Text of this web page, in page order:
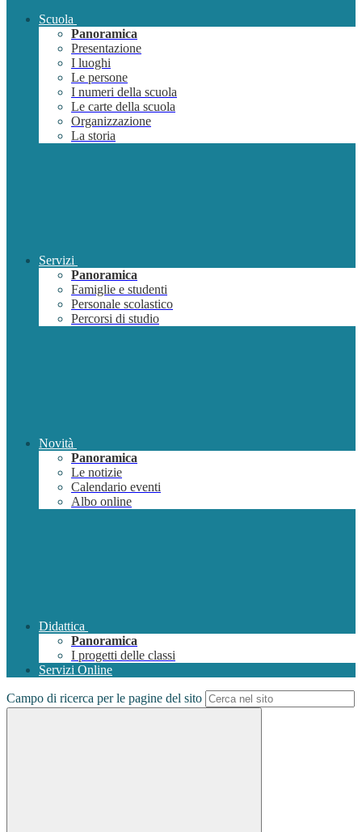
Scuola
Panoramica
Presentazione
I luoghi
Le persone
I numeri della scuola
Le carte della scuola
Organizzazione
La storia
Servizi
Panoramica
Famiglie e studenti
Personale scolastico
Percorsi di studio
Novità
Panoramica
Le notizie
Calendario eventi
Albo online
Didattica
Panoramica
I progetti delle classi
Servizi Online
Campo di ricerca per le pagine del sito